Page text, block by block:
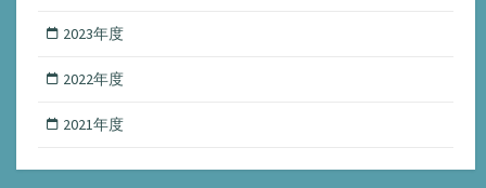
2023年度
2022年度
2021年度